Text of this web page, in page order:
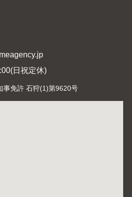
日祝定休)
事免許 石狩(1)第9620号